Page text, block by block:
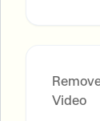
Video